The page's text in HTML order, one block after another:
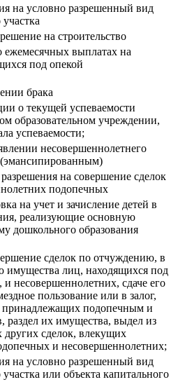
на условно разрешенный вид
на строительство
выплатах на
под опекой
брака
о текущей успеваемости
образовательном учреждении,
успеваемости;
несовершеннолетнего
на совершение сделок
подопечных
на учет и зачисление детей в
реализующие основную
дошкольного образования
сделок по отчуждению, в
имущества лиц, находящихся под
несовершеннолетних, сдаче его
пользование или в залог,
принадлежащих подопечным и
раздел их имущества, выдел из
сделок, влекущих
и несовершеннолетних;
на условно разрешенный вид
или объекта капитального